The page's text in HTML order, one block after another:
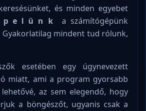
és minden egyebet
p e l ü n ka számítógépünk
Gyakorlatilag mindent tud rólunk,
esetében egy úgynevezett
miatt, ami a program gyorsabb
az sem elegendő, hogy
a böngészőt, ugyanis csak a